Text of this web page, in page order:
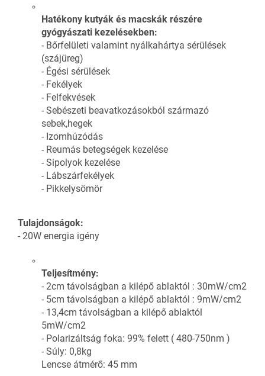
Hatékony kutyák és macskák részére
gyógyászati kezelésekben:
- Bőrfelületi valamint nyálkahártya sérülések
(szájüreg)
- Égési sérülések
- Fekélyek
- Felfekvések
- Sebészeti beavatkozásokból származó
sebek,hegek
- Izomhúzódás
- Reumás betegségek kezelése
- Sipolyok kezelése
- Lábszárfekélyek
- Pikkelysömör
Tulajdonságok:
- 20W energia igény
Teljesítmény:
- 2cm távolságban a kilépő ablaktól : 30mW/cm2
- 5cm távolságban a kilépő ablaktól : 9mW/cm2
- 13,4cm távolságban a kilépő ablaktól
5mW/cm2
- Polarizáltság foka: 99% felett ( 480-750nm )
- Súly: 0,8kg
Lencse átmérő: 45 mm